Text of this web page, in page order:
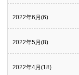
2022年6月(6)
2022年5月(8)
2022年4月(18)